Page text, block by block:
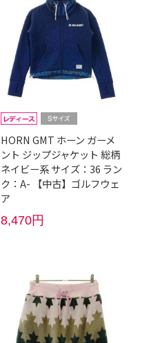
HORN GMT ホーン ガーメ
ント ジップジャケット 総柄
ネイビー系 サイズ：36 ラン
ク：A- 【中古】ゴルフウェ
ア
8,470円